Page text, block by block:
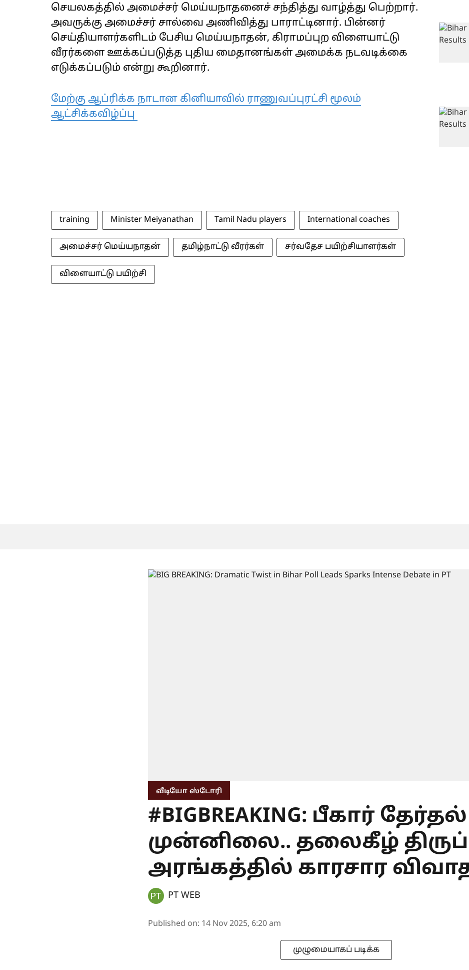
செயலகத்தில் அமைச்சர் மெய்யநாதனைச் சந்தித்து வாழ்த்து பெற்றார்.
அவருக்கு அமைச்சர் சால்வை அணிவித்து பாராட்டினார். பின்னர்
செய்தியாளர்களிடம் பேசிய மெய்யநாதன், கிராமப்புற விளையாட்டு
வீரர்களை ஊக்கப்படுத்த புதிய மைதானங்கள் அமைக்க நடவடிக்கை
எடுக்கப்படும் என்று கூறினார்.
மேற்கு ஆப்ரிக்க நாடான கினியாவில் ராணுவப்புரட்சி மூலம்
ஆட்சிக்கவிழ்ப்பு
training Minister Meiyanathan Tamil Nadu players International coaches
அமைச்சர் மெய்யநாதன் தமிழ்நாட்டு வீரர்கள் சர்வதேச பயிற்சியாளர்கள்
விளையாட்டு பயிற்சி
வீடியோ ஸ்டோரி
#BIGBREAKING: பீகார் தேர்தல்
முன்னிலை.. தலைகீழ்
அரங்கத்தில் காரசார
PT WEB
Published on: 14 Nov 2025, 6:20 am
முழுமையாகப் படிக்க